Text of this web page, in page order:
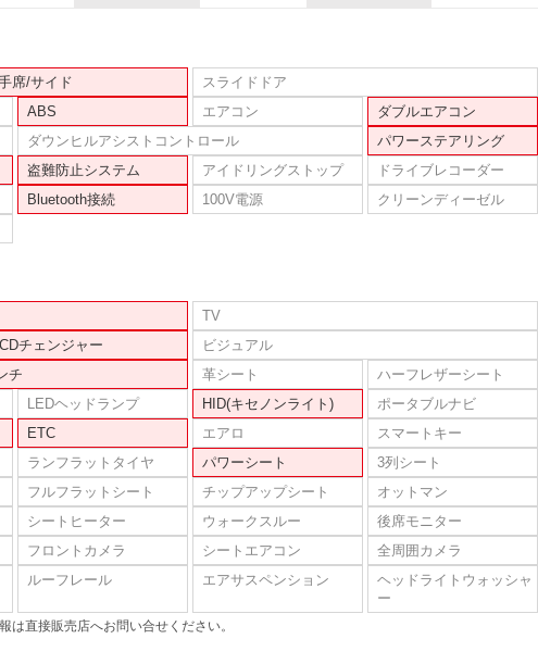
席/サイド
スライドドア
ABS エアコン
ダブルエアコン
ダウンヒルアシストコントロール
パワーステアリング
盗難防止システム アイドリングストップ
ドライブレコーダー
Bluetooth接続 100V電源
クリーンディーゼル
TV
チェンジャー
ビジュアル
チ
革シート
ハーフレザーシート
LEDヘッドランプ HID(キセノンライト)
ポータブルナビ
ETC エアロ
スマートキー
ランフラットタイヤ パワーシート
3列シート
フルフラットシート チップアップシート
オットマン
シートヒーター ウォークスルー
後席モニター
フロントカメラ シートエアコン
全周囲カメラ
ルーフレール エアサスペンション
ヘッドライトウォッシャ
ー
直接販売店へお問い合せください。